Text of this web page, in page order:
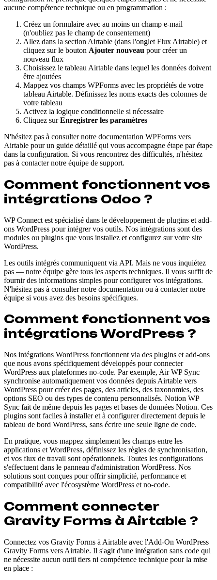
aucune compétence technique ou en programmation :
Créez un formulaire avec au moins un champ e-mail
(n'oubliez pas le champ de consentement)
Allez dans la section Airtable (dans l'onglet Flux Airtable) et
cliquez sur le bouton Ajouter nouveau pour créer un
nouveau flux
Choisissez le tableau Airtable dans lequel les données doivent
être ajoutées
Mappez vos champs WPForms avec les propriétés de votre
tableau Airtable. Définissez les noms exacts des colonnes de
votre tableau
Activez la logique conditionnelle si nécessaire
Cliquez surEnregistrer les paramètres
N'hésitez pas à consulter notre documentation WPForms vers
Airtable pour un guide détaillé qui vous accompagne étape par étape
dans la configuration. Si vous rencontrez des difficultés, n'hésitez
pas à contacter notre équipe de support.
Comment fonctionnent vos
intégrations Odoo ?
WP Connect est spécialisé dans le développement de plugins et add-
ons WordPress pour intégrer vos outils. Nos intégrations sont des
modules ou plugins que vous installez et configurez sur votre site
WordPress.
Les outils intégrés communiquent via API. Mais ne vous inquiétez
pas — notre équipe gère tous les aspects techniques. Il vous suffit de
fournir des informations simples pour configurer vos intégrations.
N'hésitez pas à consulter notre documentation ou à contacter notre
équipe si vous avez des besoins spécifiques.
Comment fonctionnent vos
intégrations WordPress ?
Nos intégrations WordPress fonctionnent via des plugins et add-ons
que nous avons spécifiquement développés pour connecter
WordPress aux plateformes no-code. Par exemple, Air WP Sync
synchronise automatiquement vos données depuis Airtable vers
WordPress pour créer des pages, des articles, des taxonomies, des
options SEO ou des types de contenu personnalisés. Notion WP
Sync fait de même depuis les pages et bases de données Notion. Ces
plugins sont faciles à installer et à configurer directement depuis le
tableau de bord WordPress, sans écrire une seule ligne de code.
En pratique, vous mappez simplement les champs entre les
applications et WordPress, définissez les règles de synchronisation,
et vos flux de travail sont opérationnels. Toutes les configurations
s'effectuent dans le panneau d'administration WordPress. Nos
solutions sont conçues pour offrir simplicité, performance et
compatibilité avec l'écosystème WordPress et no-code.
Comment connecter
Gravity Forms à Airtable ?
Connectez vos Gravity Forms à Airtable avec l'Add-On WordPress
Gravity Forms vers Airtable. Il s'agit d'une intégration sans code qui
ne nécessite aucun outil tiers ni compétence technique pour la mise
en place :